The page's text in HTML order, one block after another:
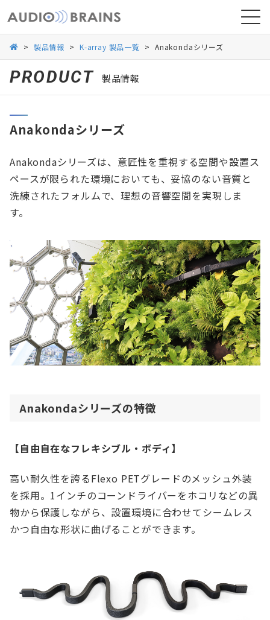
導入事例
お問い合わせ
> 製品情報 > K-array 製品一覧 > Anakondaシリーズ
PRODUCT 製品情報
Anakondaシリーズ
Anakondaシリーズは、意匠性を重視する空間や設置ス
ペースが限られた環境においても、妥協のない音質と
洗練されたフォルムで、理想の音響空間を実現しま
す。
Anakondaシリーズの特徴
【自由自在なフレキシブル・ボディ】
高い耐久性を誇るFlexo PETグレードのメッシュ外装
を採用。1インチのコーンドライバーをホコリなどの異
物から保護しながら、設置環境に合わせてシームレス
かつ自由な形状に曲げることができます。